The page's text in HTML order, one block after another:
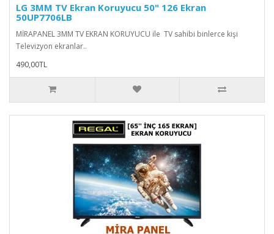
LG 3MM TV Ekran Koruyucu 50" 126 Ekran
50UP7706LB
MİRAPANEL 3MM TV EKRAN KORUYUCU ile TV sahibi binlerce kişi
Televizyon ekranlar..
490,00TL